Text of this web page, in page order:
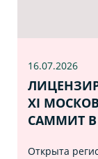
16.07.2026
XI
САММИТ
Открыта